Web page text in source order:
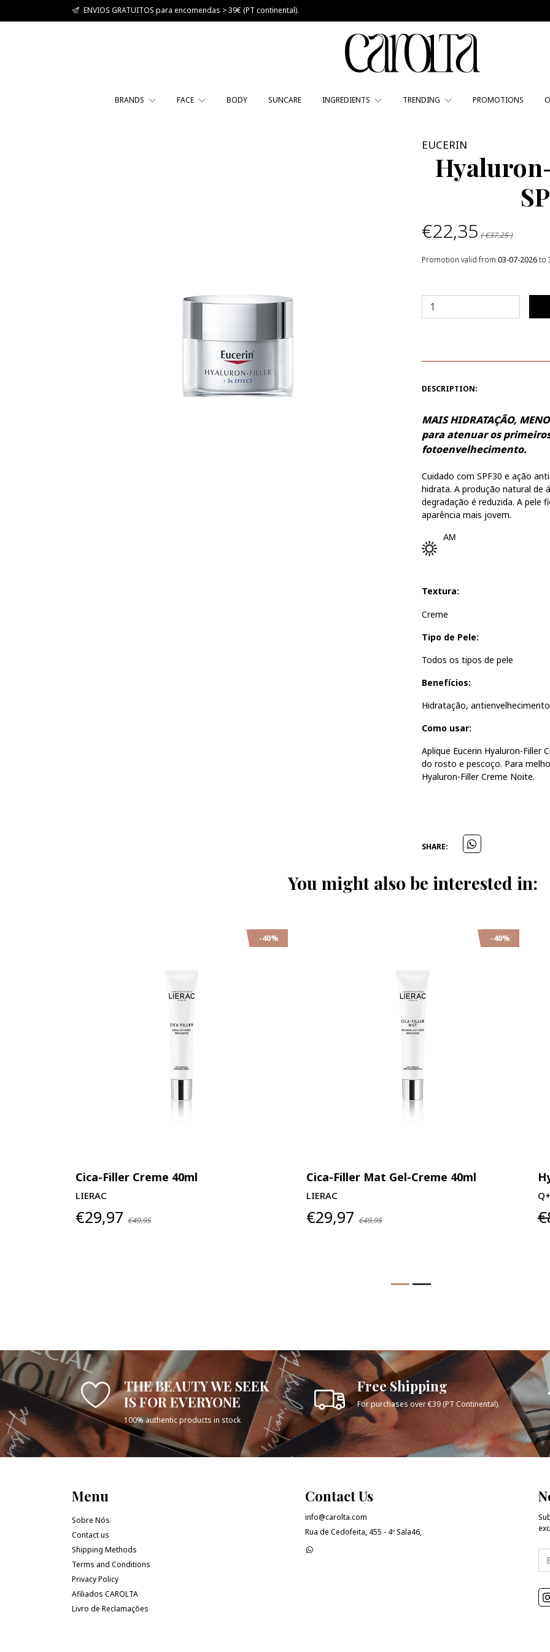
ENVIOS GRATUITOS para encomendas > 39€ (PT continental).
BRANDS FACE BODY SUNCARE INGREDIENTS TRENDING PROMOTIONS
EUCERIN
€22,35 ( €37,25 )
Promotion valid from 03-07-2026to
DESCRIPTION:
MAIS HIDRATAÇÃO,
para atenuar os
fotoenvelhecimento.
Cuidado com SPF30 e ação
hidrata. A produção natural de
degradação é reduzida. A pele
aparência mais jovem.
AM
Textura:
Creme
Tipo de Pele:
Todos os tipos de pele
Benefícios:
Hidratação, antienvelhecimento
Como usar:
Aplique Eucerin Hyaluron-Filler
do rosto e pescoço. Para
Hyaluron-Filler Creme Noite.
SHARE:
You might also be interested in:
-40%
Cica-Filler Creme 40ml
LIERAC
€29,97 €49,95
-40%
Cica-Filler Mat Gel-Creme 40ml
LIERAC
€29,97 €49,95
THE BEAUTY WE SEEK
IS FOR EVERYONE
100% authentic products in stock
Free Shipping
For purchases over €39 (PT Continental).
Menu
Sobre Nós
Contact us
Shipping Methods
Terms and Conditions
Privacy Policy
Afiliados CAROLTA
Livro de Reclamações
Contact Us
info@carolta.com
Rua de Cedofeita, 455 - 4º Sala46,